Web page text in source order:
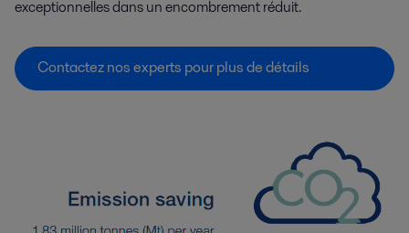
exceptionnelles dans un encombrement réduit.
Contactez nos experts pour plus de détails